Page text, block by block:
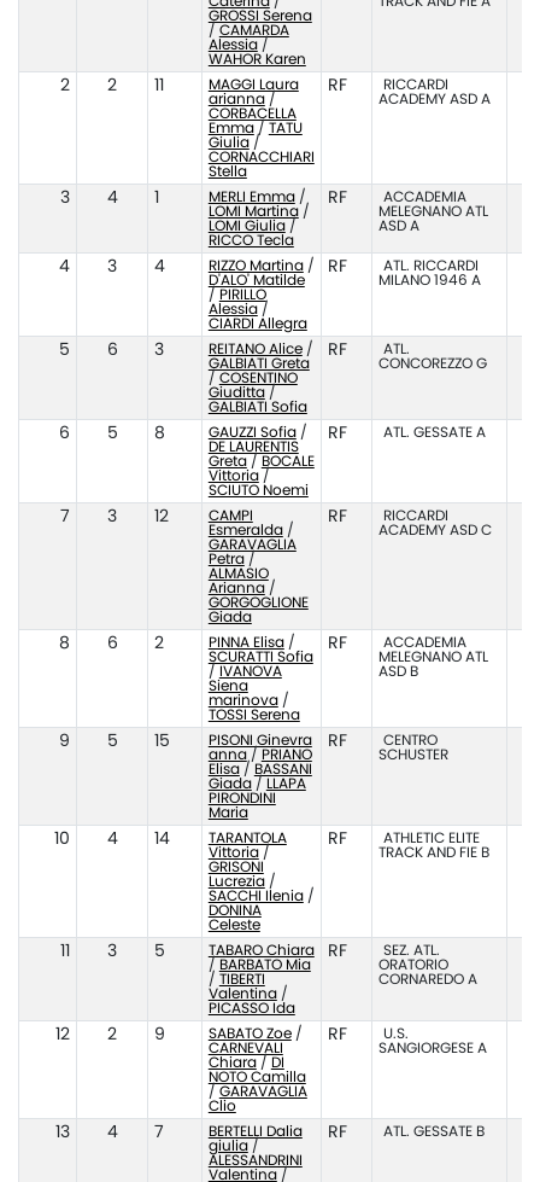
GROSSI Serena
/ CAMARDA
Alessia/
WAHOR Karen
2 2
MAGGI Laura
arianna/
CORBACELLA
Emma/ TATU
Giulia/
CORNACCHIARI
Stella
RF
RICCARDI
ACADEMY ASD A
3 4 MERLI Emma/
LOMI Martina/
LOMI Giulia/
RICCO Tecla
RF
ACCADEMIA
MELEGNANO ATL
ASD A
4 3 4 RIZZO Martina/
D'ALO' Matilde
/ PIRILLO
Alessia/
CIARDI Allegra
RF
ATL. RICCARDI
MILANO 1946 A
5 6 3 REITANO Alice/
GALBIATI Greta
/ COSENTINO
Giuditta/
GALBIATI Sofia
RF
ATL.
CONCOREZZO G
6 5 8 GAUZZI Sofia/
DE LAURENTIS
Greta/ BOCALE
Vittoria/
SCIUTO Noemi
RF ATL. GESSATE A
7 3 12
CAMPI
Esmeralda/
GARAVAGLIA
Petra/
ALMASIO
Arianna/
GORGOGLIONE
Giada
RF
RICCARDI
ACADEMY ASD C
8 6 2 PINNA Elisa/
SCURATTI Sofia
/ IVANOVA
Siena
marinova/
TOSSI Serena
RF
ACCADEMIA
MELEGNANO ATL
ASD B
9 5 15
PISONI Ginevra
anna/ PRIANO
Elisa/ BASSANI
Giada/ LLAPA
PIRONDINI
Maria
RF
CENTRO
SCHUSTER
10 4 14
TARANTOLA
Vittoria/
GRISONI
Lucrezia/
SACCHI Ilenia/
DONINA
Celeste
RF
ATHLETIC ELITE
TRACK AND FIE B
3 5
TABARO Chiara
/ BARBATO Mia
/ TIBERTI
Valentina/
PICASSO Ida
RF
SEZ. ATL.
ORATORIO
CORNAREDO A
12 2 9 SABATO Zoe/
CARNEVALI
Chiara/ DI
NOTO Camilla
/ GARAVAGLIA
Clio
RF
U.S.
SANGIORGESE A
13 4 7
BERTELLI Dalia
giulia/
ALESSANDRINI
Valentina/
RF ATL. GESSATE B